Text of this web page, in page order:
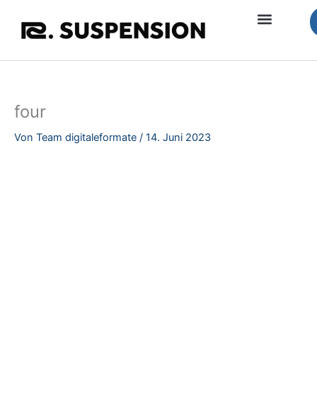
Inhalt
springen
four
Von Team digitaleformate / 14. Juni 2023